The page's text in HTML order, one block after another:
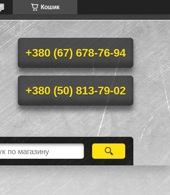
Кошик
+380 (67) 678-76-94
+380 (50) 813-79-02